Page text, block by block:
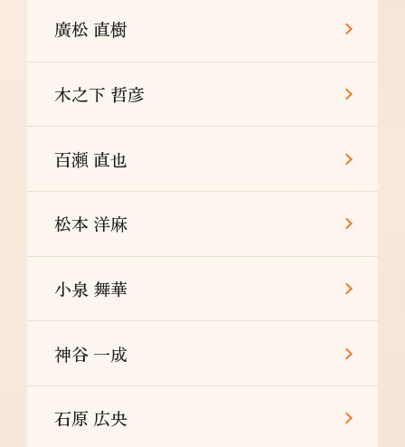
廣松 直樹
木之下 哲彦
百瀬 直也
松本 洋麻
小泉 舞華
神谷 一成
石原 広央